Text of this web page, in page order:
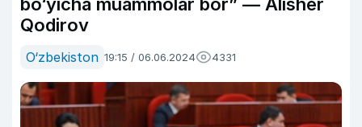
Qodirov
O‘zbekiston 19:15 / 06.06.2024 4331